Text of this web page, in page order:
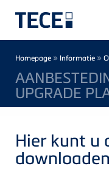
Homepage » Informatie »
UPGRADE
Hier kunt u